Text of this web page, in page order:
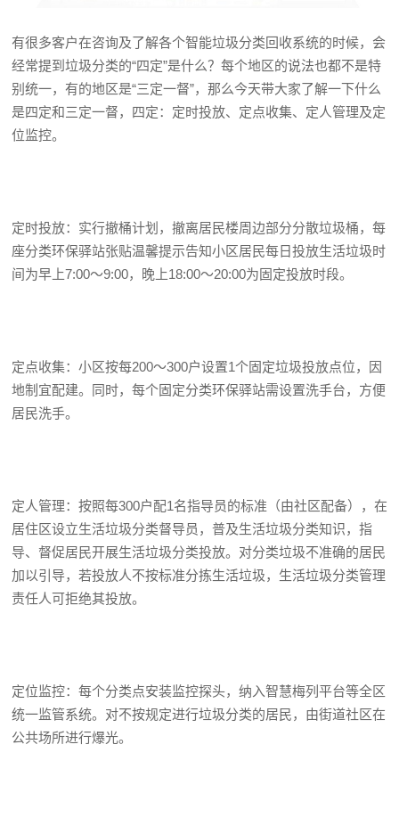
有很多客户在咨询及了解各个智能垃圾分类回收系统的时候，会
经常提到垃圾分类的“四定”是什么？每个地区的说法也都不是特
别统一，有的地区是“三定一督”，那么今天带大家了解一下什么
是四定和三定一督，四定：定时投放、定点收集、定人管理及定
位监控。
定时投放：实行撤桶计划，撤离居民楼周边部分分散垃圾桶，每
座分类环保驿站张贴温馨提示告知小区居民每日投放生活垃圾时
间为早上7:00～9:00，晚上18:00～20:00为固定投放时段。
定点收集：小区按每200～300户设置1个固定垃圾投放点位，因
地制宜配建。同时，每个固定分类环保驿站需设置洗手台，方便
居民洗手。
定人管理：按照每300户配1名指导员的标准（由社区配备），在
居住区设立生活垃圾分类督导员，普及生活垃圾分类知识，指
导、督促居民开展生活垃圾分类投放。对分类垃圾不准确的居民
加以引导，若投放人不按标准分拣生活垃圾，生活垃圾分类管理
责任人可拒绝其投放。
定位监控：每个分类点安装监控探头，纳入智慧梅列平台等全区
统一监管系统。对不按规定进行垃圾分类的居民，由街道社区在
公共场所进行爆光。